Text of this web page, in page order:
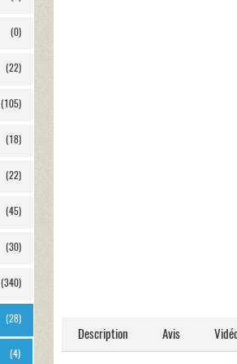
(0)
(22)
(105)
(18)
(22)
(45)
(30)
(340)
(28)
(4)
Description Avis